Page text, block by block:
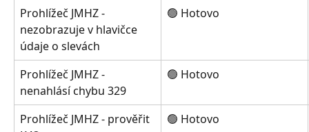
Prohlížeč JMHZ -
nezobrazuje v hlavičce
údaje o slevách
🟢 Hotovo
Prohlížeč JMHZ -
nenahlásí chybu 329
🟢 Hotovo
Prohlížeč JMHZ - prověřit
🟢 Hotovo